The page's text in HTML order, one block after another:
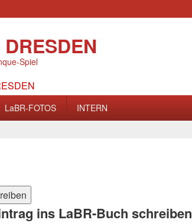
Spiel
LaBR-FOTOS INTERN
ins LaBR-Buch schreiben